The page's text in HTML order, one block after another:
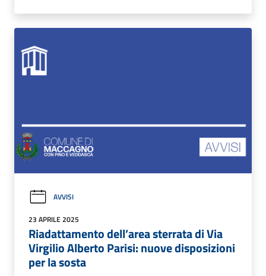
AVVISI
23 APRILE 2025
Riadattamento dell’area sterrata di Via
Virgilio Alberto Parisi: nuove disposizioni
per la sosta